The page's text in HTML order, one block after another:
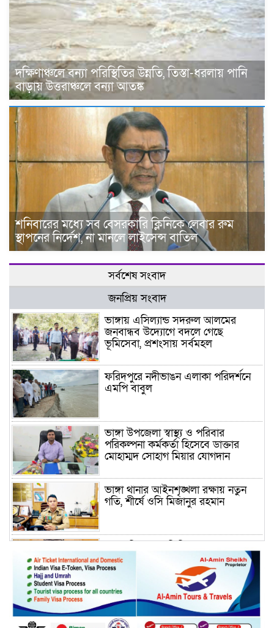
দক্ষিণাঞ্চলে বন্যা পরিস্থিতির উন্নতি, তিস্তা-ধরলায় পানি
বাড়ায় উত্তরাঞ্চলে বন্যা আতঙ্ক
শনিবারের মধ্যে সব বেসরকারি ক্লিনিকে লেবার রুম
স্থাপনের নির্দেশ, না মানলে লাইসেন্স বাতিল
সর্বশেষ সংবাদ
জনপ্রিয় সংবাদ
ভাঙ্গায় এসিল্যান্ড সদরুল আলমের
জনবান্ধব উদ্যোগে বদলে গেছে
ভূমিসেবা, প্রশংসায় সর্বমহল
ফরিদপুরে নদীভাঙন এলাকা পরিদর্শনে
এমপি বাবুল
ভাঙ্গা উপজেলা স্বাস্থ্য ও পরিবার
পরিকল্পনা কর্মকর্তা হিসেবে ডাক্তার
মোহাম্মদ সোহাগ মিয়ার যোগদান
ভাঙ্গা থানার আইনশৃঙ্খলা রক্ষায় নতুন
গতি, শীর্ষে ওসি মিজানুর রহমান
(রাজস্ব) আজিম উদ্দিন ভূমি মন্ত্রণালয়ে
পদায়ন
সাবেক এমপির প্রেস সেক্রেটারি রফিকের
ক্ষমতার দাপট ও গণ-অসন্তোষের তথ্য